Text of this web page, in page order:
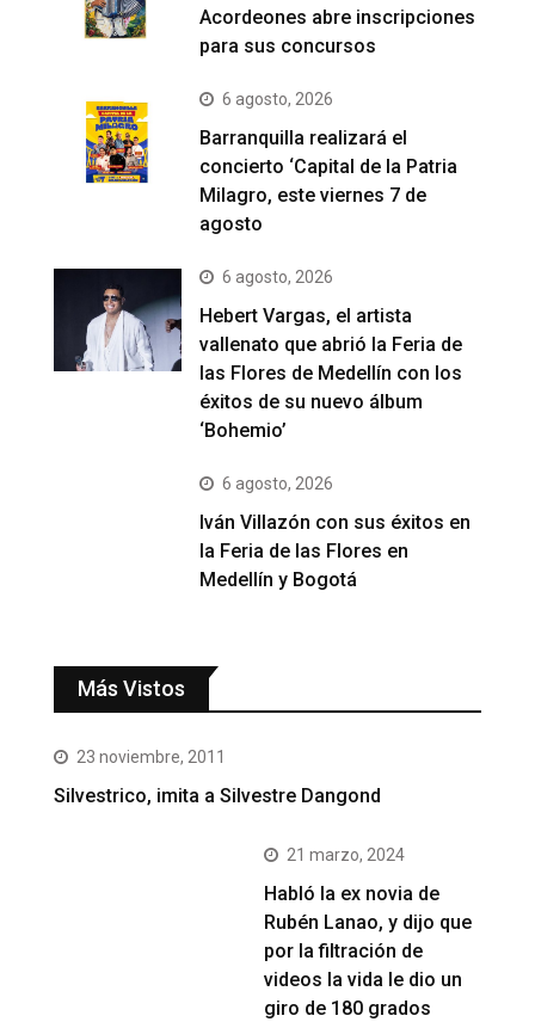
Acordeones abre inscripciones
para sus concursos
6 agosto, 2026
Barranquilla realizará el
concierto ‘Capital de la Patria
Milagro, este viernes 7 de
agosto
6 agosto, 2026
Hebert Vargas, el artista
vallenato que abrió la Feria de
las Flores de Medellín con los
éxitos de su nuevo álbum
‘Bohemio’
6 agosto, 2026
Iván Villazón con sus éxitos en
la Feria de las Flores en
Medellín y Bogotá
Más Vistos
23 noviembre, 2011
Silvestrico, imita a Silvestre Dangond
21 marzo, 2024
Habló la ex novia de
Rubén Lanao, y dijo que
por la filtración de
videos la vida le dio un
giro de 180 grados